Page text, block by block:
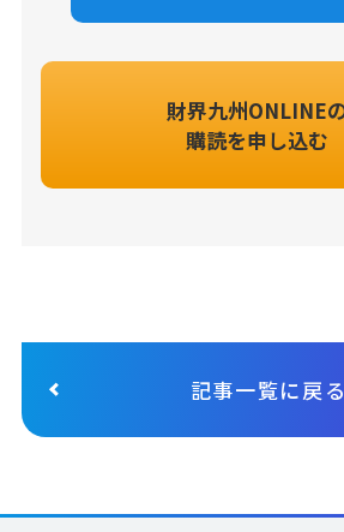
財界九州ONLINE
購読を申し込む
記事一覧に戻る